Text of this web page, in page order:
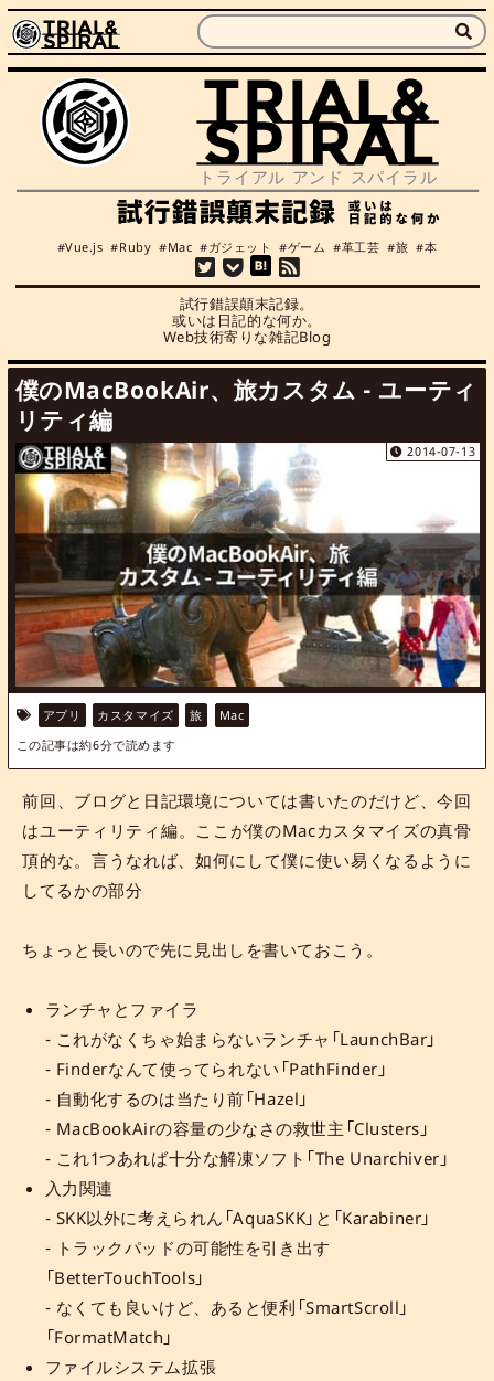
試行錯誤顛末記録。
或いは日記的な何か。
Web技術寄りな雑記Blog
Vue.js Ruby Mac ガジェット ゲーム 革工芸 旅 本
僕のMacBookAir、旅カスタム - ユーティ
リティ編
2014-07-13
アプリ カスタマイズ 旅
Mac
この記事は約6分で読めます
前回、ブログと日記環境については書いたのだけど、今回
はユーティリティ編。ここが僕のMacカスタマイズの真骨
頂的な。言うなれば、如何にして僕に使い易くなるように
してるかの部分
ちょっと長いので先に見出しを書いておこう。
ランチャとファイラ
- これがなくちゃ始まらないランチャ「LaunchBar」
- Finderなんて使ってられない「PathFinder」
- 自動化するのは当たり前「Hazel」
- MacBookAirの容量の少なさの救世主「Clusters」
- これ1つあれば十分な解凍ソフト「The Unarchiver」
入力関連
- SKK以外に考えられん「AquaSKK」と「Karabiner」
- トラックパッドの可能性を引き出す
「BetterTouchTools」
- なくても良いけど、あると便利「SmartScroll」
「FormatMatch」
ファイルシステム拡張